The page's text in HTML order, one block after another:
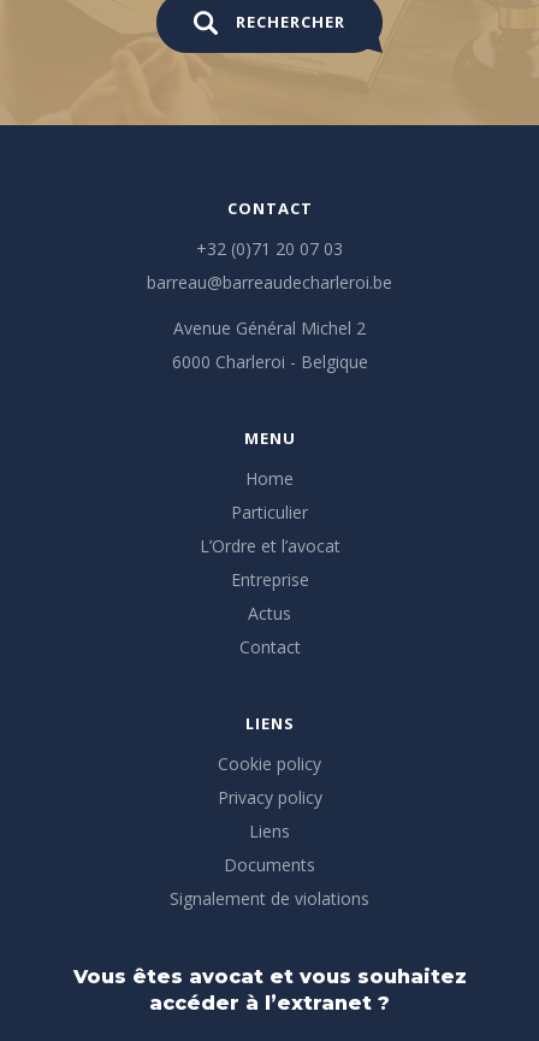
RECHERCHER
CONTACT
+32 (0)71 20 07 03
barreau@barreaudecharleroi.be
Avenue Général Michel 2
6000 Charleroi - Belgique
MENU
Home
Particulier
L’Ordre et l’avocat
Entreprise
Actus
Contact
LIENS
Cookie policy
Privacy policy
Liens
Documents
Signalement de violations
Vous êtes avocat et vous souhaitez
accéder à l’extranet ?